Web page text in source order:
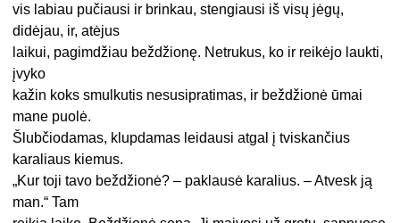
vis labiau pučiausi ir brinkau, stengiausi iš visų jėgų,
didėjau, ir, atėjus
laikui, pagimdžiau beždžionę. Netrukus, ko ir reikėjo laukti,
įvyko
kažin koks smulkutis nesusipratimas, ir beždžionė ūmai
mane puolė.
Šlubčiodamas, klupdamas leidausi atgal į tviskančius
karaliaus kiemus.
„Kur toji tavo beždžionė? – paklausė karalius. – Atvesk ją
man.“ Tam